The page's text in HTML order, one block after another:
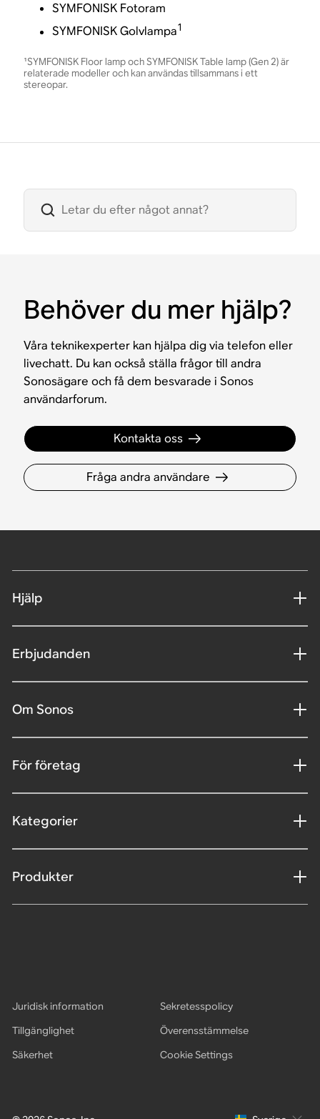
SYMFONISK Fotoram
SYMFONISK Golvlampa1
¹SYMFONISK Floor lamp och SYMFONISK Table lamp (Gen 2) är
relaterade modeller och kan användas tillsammans i ett
stereopar.
Behöver du mer hjälp?
Våra teknikexperter kan hjälpa dig via telefon eller
livechatt. Du kan också ställa frågor till andra
Sonosägare och få dem besvarade i Sonos
användarforum.
Kontakta oss
Fråga andra användare
Hjälp
Erbjudanden
Om Sonos
För företag
Kategorier
Produkter
Juridisk information
Sekretesspolicy
Tillgänglighet
Överensstämmelse
Säkerhet
Cookie Settings